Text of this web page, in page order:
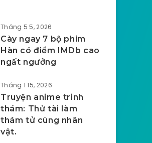
Tháng 5 5, 2026
Cày ngay 7 bộ phim
Hàn có điểm IMDb cao
ngất ngưởng
Tháng 1 15, 2026
Truyện anime trinh
thám: Thử tài làm
thám tử cùng nhân
vật.